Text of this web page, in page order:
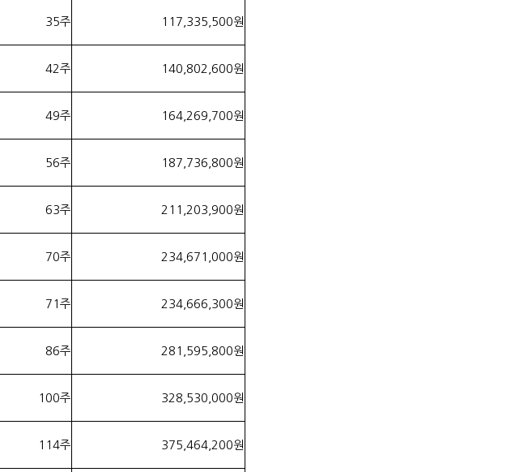
35주 117,335,500원
42주 140,802,600원
49주 164,269,700원
56주 187,736,800원
63주 211,203,900원
70주 234,671,000원
71주 234,666,300원
86주 281,595,800원
100주 328,530,000원
114주 375,464,200원